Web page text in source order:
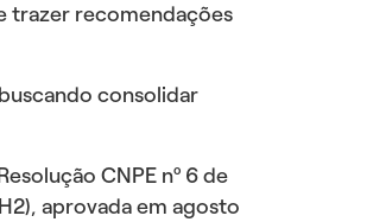
trazer recomendações
consolidar
CNPE nº 6 de
aprovada em agosto